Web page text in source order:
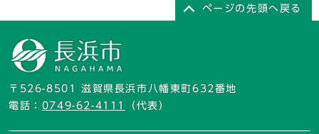
ページの先頭へ戻る
〒526-8501 滋賀県長浜市八幡東町632番地
電話： 0749-62-4111 （代表）